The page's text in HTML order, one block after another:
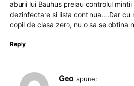
aburii lui Bauhus preiau controlul
dezinfectare si lista continua….Dar cu
copil de clasa zero, nu o sa se obtina
Reply
Geo spune: